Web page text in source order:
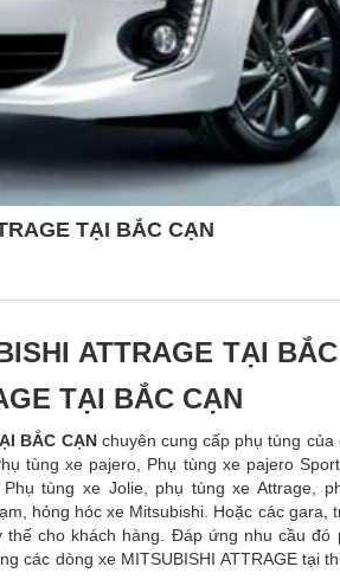
TẠI BẮC CẠN
ATTRAGE TẠI
TẠI BẮC CẠN
BẮC CẠNchuyên cung cấp phụ tùng của
tùng xe pajero, Phụ tùng xe pajero
tùng xe Jolie, phụ tùng xe Attrage,
hỏng hóc xe Mitsubishi. Hoặc các
cho khách hàng. Đáp ứng nhu cầu đó
các dòng xe MITSUBISHI ATTRAGE tại